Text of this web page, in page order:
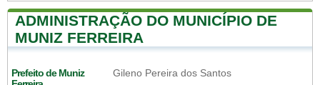
ADMINISTRAÇÃO DO MUNICÍPIO DE
MUNIZ FERREIRA
Prefeito de Muniz
Gileno Pereira dos Santos